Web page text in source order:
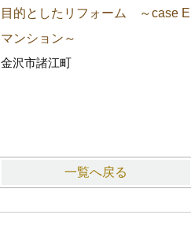
目的としたリフォーム ～case E
マンション～
金沢市諸江町
一覧へ戻る